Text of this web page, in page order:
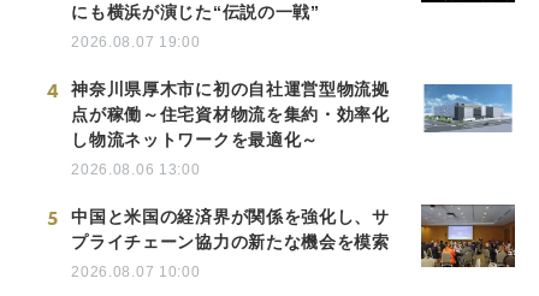
にも横浜が演じた“伝説の一戦”
2026.08.07 19:00
4
神奈川県厚木市に初の自社運営型物流拠
点が稼働～住宅資材物流を集約・効率化
し物流ネットワークを最適化～
2026.08.06 13:00
5
中国と米国の経済界が関係を強化し、サ
プライチェーン協力の新たな機会を模索
2026.08.07 10:00